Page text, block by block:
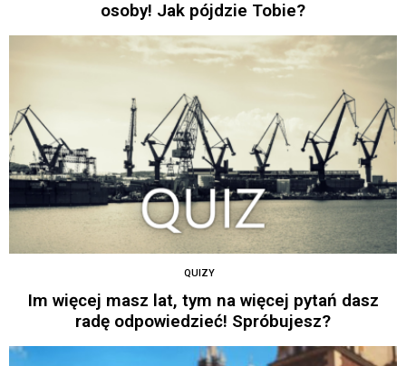
osoby! Jak pójdzie Tobie?
QUIZY
Im więcej masz lat, tym na więcej pytań dasz
radę odpowiedzieć! Spróbujesz?